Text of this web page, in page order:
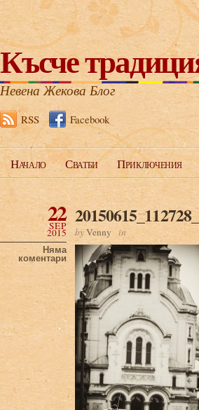
Късче
Невена Жекова Блог
RSS Facebook
Начало Сватби Приключения
22
SEP
2015
Няма
коментари
byVenny in